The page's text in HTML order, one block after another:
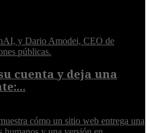
cuenta y deja una